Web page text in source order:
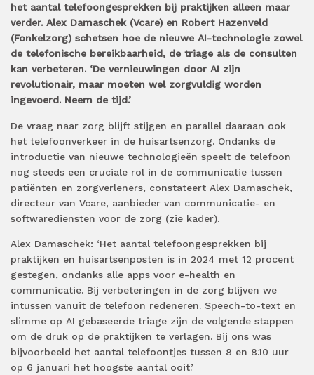
het aantal telefoongesprekken bij praktijken alleen maar
verder. Alex Damaschek (Vcare) en Robert Hazenveld
(Fonkelzorg) schetsen hoe de nieuwe AI-technologie zowel
de telefonische bereikbaarheid, de triage als de consulten
kan verbeteren. ‘De vernieuwingen door AI zijn
revolutionair, maar moeten wel zorgvuldig worden
ingevoerd. Neem de tijd.’
De vraag naar zorg blijft stijgen en parallel daaraan ook
het telefoonverkeer in de huisartsenzorg. Ondanks de
introductie van nieuwe technologieën speelt de telefoon
nog steeds een cruciale rol in de communicatie tussen
patiënten en zorgverleners, constateert Alex Damaschek,
directeur van Vcare, aanbieder van communicatie- en
softwarediensten voor de zorg (zie kader).
Alex Damaschek: ‘Het aantal telefoongesprekken bij
praktijken en huisartsenposten is in 2024 met 12 procent
gestegen, ondanks alle apps voor e-health en
communicatie. Bij verbeteringen in de zorg blijven we
intussen vanuit de telefoon redeneren. Speech-to-text en
slimme op AI gebaseerde triage zijn de volgende stappen
om de druk op de praktijken te verlagen. Bij ons was
bijvoorbeeld het aantal telefoontjes tussen 8 en 8.10 uur
op 6 januari het hoogste aantal ooit.’